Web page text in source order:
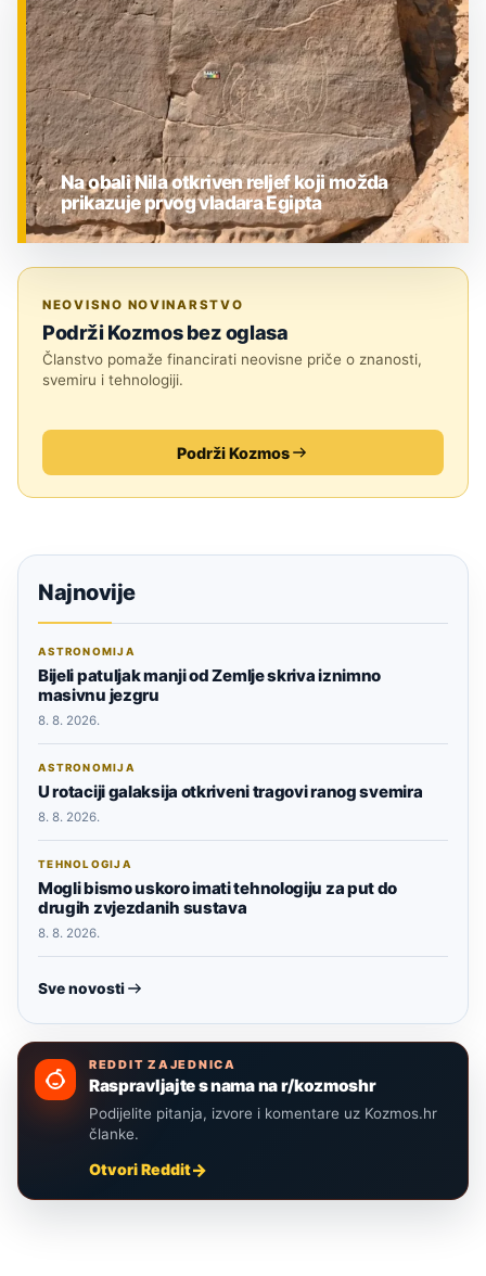
Na obali Nila otkriven reljef koji možda
prikazuje prvog vladara Egipta
NEOVISNO NOVINARSTVO
Podrži Kozmos bez oglasa
Članstvo pomaže financirati neovisne priče o znanosti,
svemiru i tehnologiji.
Podrži Kozmos
Najnovije
ASTRONOMIJA
Bijeli patuljak manji od Zemlje skriva iznimno
masivnu jezgru
8. 8. 2026.
ASTRONOMIJA
U rotaciji galaksija otkriveni tragovi ranog svemira
8. 8. 2026.
TEHNOLOGIJA
Mogli bismo uskoro imati tehnologiju za put do
drugih zvjezdanih sustava
8. 8. 2026.
Sve novosti
REDDIT ZAJEDNICA
Raspravljajte s nama na r/kozmoshr
Podijelite pitanja, izvore i komentare uz Kozmos.hr
članke.
Otvori Reddit